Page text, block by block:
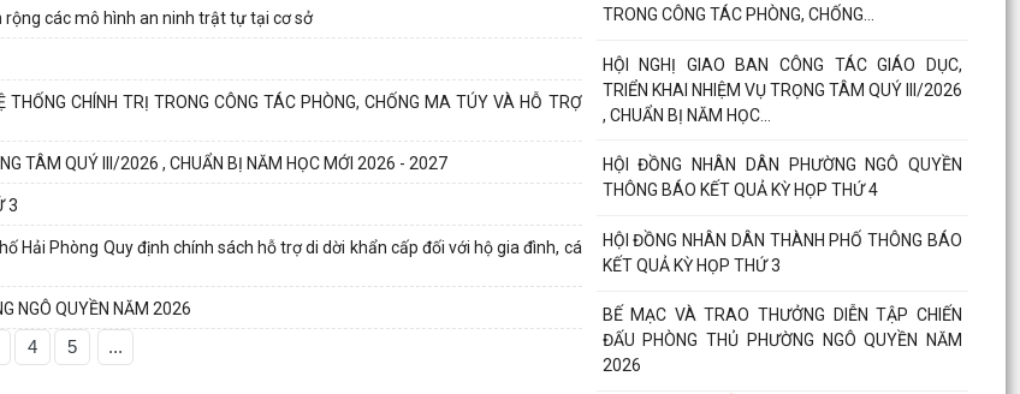
các mô hình an ninh trật tự tại cơ sở
CHÍNH TRỊ TRONG CÔNG TÁC PHÒNG, CHỐNG MA TÚY VÀ HỖ TRỢ
TÂM QUÝ III/2026 , CHUẨN BỊ NĂM HỌC MỚI 2026 - 2027
3
Hải Phòng Quy định chính sách hỗ trợ di dời khẩn cấp đối với hộ gia đình, cá
NGÔ QUYỀN NĂM 2026
4 5 ...
TRONG CÔNG TÁC PHÒNG, CHỐNG...
HỘI NGHỊ GIAO BAN CÔNG TÁC GIÁO DỤC,
TRIỂN KHAI NHIỆM VỤ TRỌNG TÂM QUÝ III/2026
, CHUẨN BỊ NĂM HỌC...
HỘI ĐỒNG NHÂN DÂN PHƯỜNG NGÔ QUYỀN
THÔNG BÁO KẾT QUẢ KỲ HỌP THỨ 4
HỘI ĐỒNG NHÂN DÂN THÀNH PHỐ THÔNG BÁO
KẾT QUẢ KỲ HỌP THỨ 3
BẾ MẠC VÀ TRAO THƯỞNG DIỄN TẬP CHIẾN
ĐẤU PHÒNG THỦ PHƯỜNG NGÔ QUYỀN NĂM
2026